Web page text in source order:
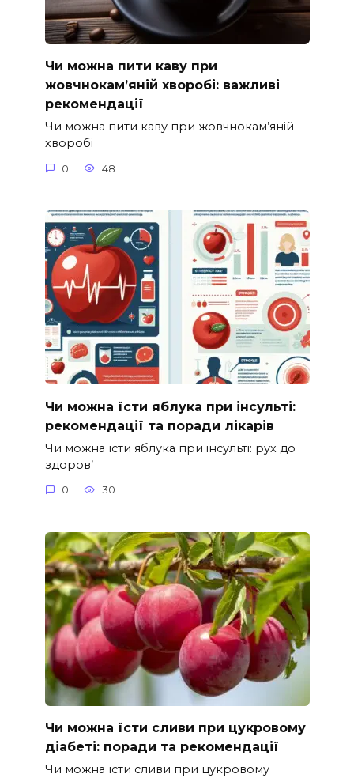
Чи можна пити каву при
жовчнокам’яній хворобі: важливі
рекомендації
Чи можна пити каву при жовчнокам’яній
хворобі
0 48
Чи можна їсти яблука при інсульті:
рекомендації та поради лікарів
Чи можна їсти яблука при інсульті: рух до
здоров’
0 30
Чи можна їсти сливи при цукровому
діабеті: поради та рекомендації
Чи можна їсти сливи при цукровому